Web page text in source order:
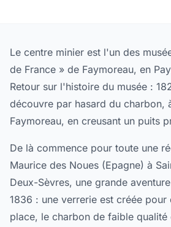
Le centre minier est l'un des
de France » de Faymoreau, en
Retour sur l'histoire du musée :
découvre par hasard du charbon,
Faymoreau, en creusant un puits
De là commence pour toute une
Maurice des Noues (Epagne) à
Deux-Sèvres, une grande
1836 : une verrerie est créée pour
place, le charbon de faible qualité